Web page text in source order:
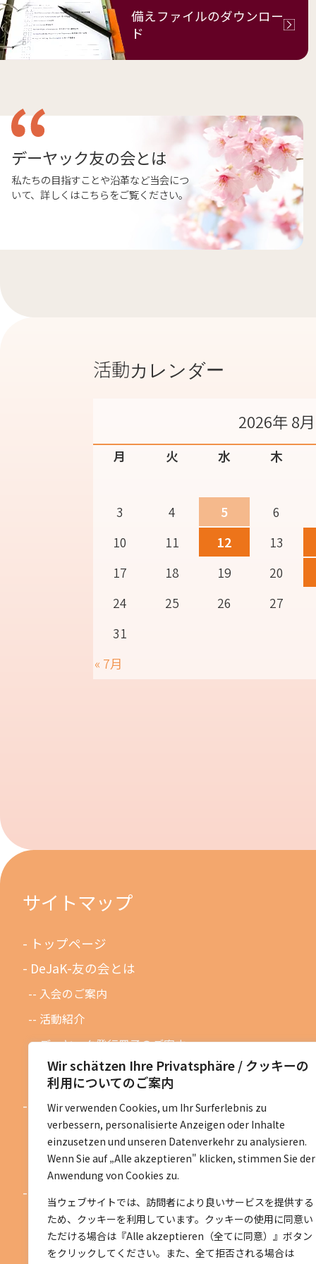
Wir schätzen Ihre Privatsphäre / クッキーの
利用についてのご案内
Wir verwenden Cookies, um Ihr Surferlebnis zu
verbessern, personalisierte Anzeigen oder Inhalte
einzusetzen und unseren Datenverkehr zu analysieren.
Wenn Sie auf „Alle akzeptieren" klicken, stimmen Sie der
Anwendung von Cookies zu.
当ウェブサイトでは、訪問者により良いサービスを提供する
ため、クッキーを利用しています。クッキーの使用に同意い
ただける場合は『Alle akzeptieren（全てに同意）』ボタン
をクリックしてください。また、全て拒否される場合は
備えファイルのダウンロー
ド
デーヤック友の会とは
私たちの目指すことや沿革など当会につ
いて、詳しくはこちらをご覧ください。
活動カレンダー
2026年 8月
月 火 水 木
3 4 5
6
10
11 12
13
17
18 19
20
24
25 26
27
31
« 7月
サイトマップ
トップページ
DeJaK-友の会とは
入会のご案内
活動紹介
デーヤック発行冊子のご案内
DeJaK友の会設立１０周年記念
お知らせ
お知らせ一覧
活動予定一覧
ベルリン地区
ニーダーザクセン地区